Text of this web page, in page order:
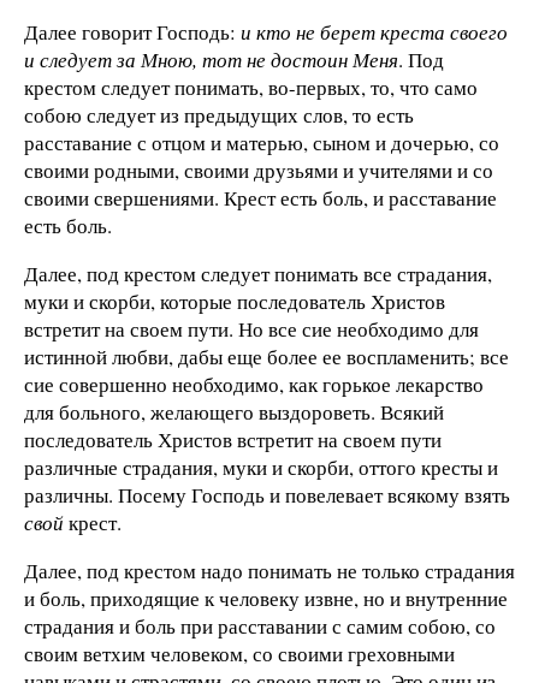
Далее говорит Господь: и кто не берет креста своего
и следует за Мною, тот не достоин Меня. Под
крестом следует понимать, во-первых, то, что само
собою следует из предыдущих слов, то есть
расставание с отцом и матерью, сыном и дочерью, со
своими родными, своими друзьями и учителями и со
своими свершениями. Крест есть боль, и расставание
есть боль.
Далее, под крестом следует понимать все страдания,
муки и скорби, которые последователь Христов
встретит на своем пути. Но все сие необходимо для
истинной любви, дабы еще более ее воспламенить; все
сие совершенно необходимо, как горькое лекарство
для больного, желающего выздороветь. Всякий
последователь Христов встретит на своем пути
различные страдания, муки и скорби, оттого кресты и
различны. Посему Господь и повелевает всякому взять
свойкрест.
Далее, под крестом надо понимать не только страдания
и боль, приходящие к человеку извне, но и внутренние
страдания и боль при расставании с самим собою, со
своим ветхим человеком, со своими греховными